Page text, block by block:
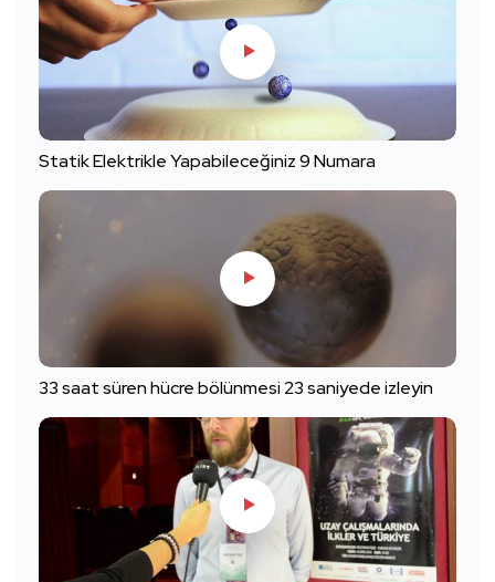
Statik Elektrikle Yapabileceğiniz 9 Numara
33 saat süren hücre bölünmesi 23 saniyede izleyin